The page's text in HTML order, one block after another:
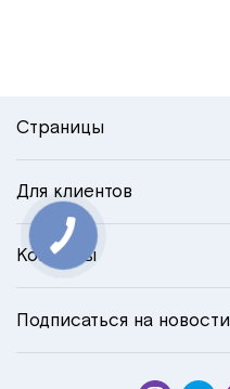
Страницы
Для клиентов
Контакты
Подписаться на новости